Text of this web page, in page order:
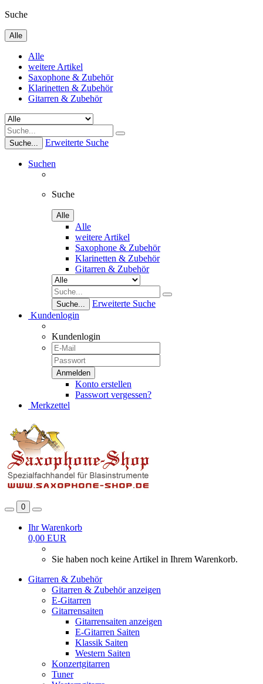
Suche
Alle
Alle
weitere Artikel
Saxophone & Zubehör
Klarinetten & Zubehör
Gitarren & Zubehör
Suche... Erweiterte Suche
Suchen
Suche
Alle
Alle
weitere Artikel
Saxophone & Zubehör
Klarinetten & Zubehör
Gitarren & Zubehör
Suche...
Erweiterte Suche
Kundenlogin
Kundenlogin
Konto erstellen
Passwort vergessen?
Merkzettel
0
Ihr Warenkorb
0,00 EUR
Sie haben noch keine Artikel in Ihrem Warenkorb.
Gitarren & Zubehör
Gitarren & Zubehör anzeigen
E-Gitarren
Gitarrensaiten
Gitarrensaiten anzeigen
E-Gitarren Saiten
Klassik Saiten
Western Saiten
Konzertgitarren
Tuner